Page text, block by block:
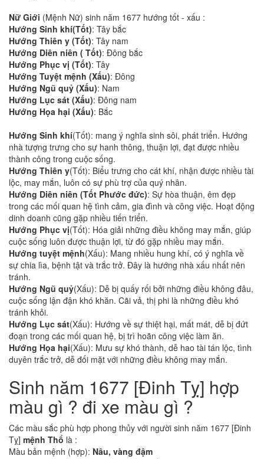
Nữ Giới (Mệnh Nữ) sinh năm 1677 hướng tốt - xấu :
Hướng Sinh khí(Tốt): Tây bắc
Hướng Thiên y (Tốt): Tây nam
Hướng Diên niên ( Tốt): Đông bắc
Hướng Phục vị (Tốt): Tây
Hướng Tuyệt mệnh (Xấu): Đông
Hướng Ngũ quỷ (Xấu): Nam
Hướng Lục sát (Xấu): Đông nam
Hướng Họa hại (Xấu): Bắc
Hướng Sinh khí(Tốt): mang ý nghĩa sinh sôi, phát triển. Hướng
nhà tượng trưng cho sự hanh thông, thuận lợi, đạt được nhiều
thành công trong cuộc sống.
Hướng Thiên y(Tốt): Biểu trưng cho cát khí, nhận được nhiều tài
lộc, may mắn, luôn có sự phù trợ của quý nhân.
Hướng Diên niên (Tốt Phước đức): Sự hòa thuận, êm đẹp
trong các mối quan hệ tình cảm, gia đình và công việc. Hoạt động
dinh doanh cũng gặp nhiều tiến triển.
Hướng Phục vị(Tốt): Hóa giải những điều không may mắn, giúp
cuộc sống luôn được thuận lợi, từ đó gặp nhiều may mắn.
Hướng tuyệt mệnh(Xấu): Mang nhiều hung khí, có ý nghĩa về
sự chia lìa, bệnh tật và trắc trở. Đây là hướng nhà xấu nhất nên
tránh.
Hướng Ngũ quỷ(Xấu): Dễ bị quấy rối bởi những điều không đâu,
cuộc sống lận đận khó khăn. Cãi vả, thị phi là những điều khó
tránh khỏi.
Hướng Lục sát(Xấu): Hướng về sự thiệt hại, mất mát, dễ bị đứt
đoạn trong các mối quan hệ, bị trì hoãn công việc làm ăn.
Hướng Họa hại(Xấu): Mưu sự khó thành, dễ hao tài tán lộc, tình
duyên trắc trở, dễ đối mặt với những điều không may mắn.
Sinh năm 1677 [Đinh Tỵ] hợp
màu gì ? đi xe màu gì ?
Các màu sắc phù hợp phong thủy với người sinh năm 1677 [Đinh
Tỵ] mệnh Thổ là :
Màu bản mệnh (hợp): Nâu, vàng đậm